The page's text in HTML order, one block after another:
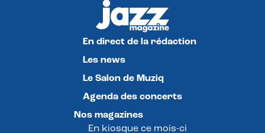
En direct de la rédaction
Les news
Le Salon de Muziq
Agenda des concerts
Nos magazines
En kiosque ce mois-ci